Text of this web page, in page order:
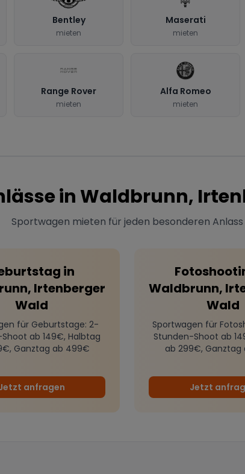
Bentley
mieten
Maserati
mieten
Range Rover
mieten
Alfa Romeo
mieten
in Waldbrunn,
Sportwagen mieten für jeden besonderen Anlass
in
Irtenberger
Wald
für Geburtstage: 2-
ab 149€, Halbtag
Ganztag ab 499€
anfragen
Waldbrunn,
Wald
Sportwagen für
Stunden-Shoot ab
ab 299€,
Jetzt